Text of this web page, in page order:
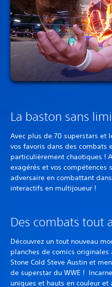
La baston sans
Avec plus de 70 superstars et
vos favoris dans des combats
particulièrement chaotiques !
exagérés et vos compétences
adversaire en combattant
interactifs en multijoueur !
Des combats tout
Découvrez un tout nouveau
planches de comics originales
Stone Cold Steve Austin et
de superstar du WWE !
uniques et hauts en couleur